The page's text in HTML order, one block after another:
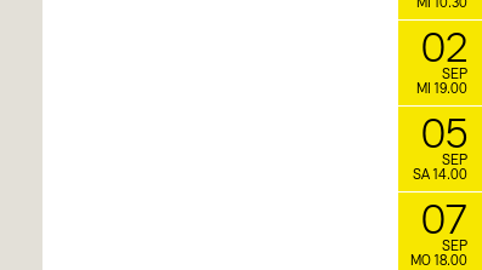
MI 10.30
02
SEP
MI 19.00
05
SEP
SA 14.00
07
SEP
MO 18.00